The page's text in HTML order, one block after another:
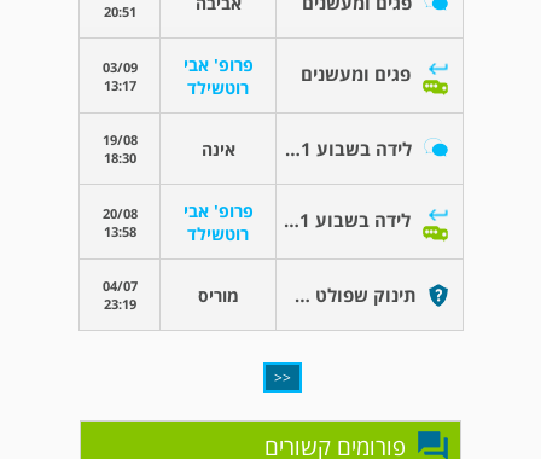
20:51
פגים ומעשנים
פרופ' אבי
רוטשילד
03/09
13:17
לידה בשבוע 35+1 אינה
19/08
18:30
לידה בשבוע 35+1
פרופ' אבי
רוטשילד
20/08
13:58
תינוק שפולט מאף מוריס
04/07
23:19
<<
פורומים קשורים